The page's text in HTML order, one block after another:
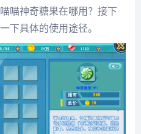
喵神奇糖果在哪用？接下
下具体的使用途径。